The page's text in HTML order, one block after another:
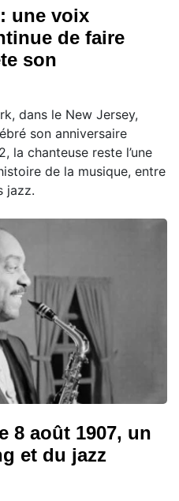
une voix
de faire
son
dans le New Jersey,
son anniversaire
la chanteuse reste l’une
de la musique, entre
jazz.
8 août 1907, un
et du jazz